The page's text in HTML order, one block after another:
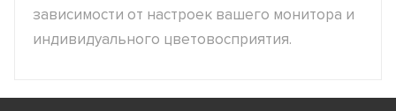
зависимости от настроек вашего монитора и
индивидуального цветовосприятия.